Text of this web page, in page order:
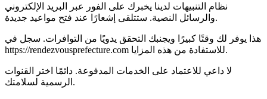
نظام التنبيهات لدينا يخبرك على الفور عبر البريد الإلكتروني
والرسائل النصية. ستتلقى إشعارًا عند فتح مواعيد جديدة.
هذا يوفر لك وقتًا كبيرًا ويجنبك التحقق يدويًا من التوافرات. سجل في
https://rendezvousprefecture.com للاستفادة من هذه المزايا.
لا داعي للاعتماد على الخدمات المدفوعة. دائمًا اختر القنوات
الرسمية لسلامتك.